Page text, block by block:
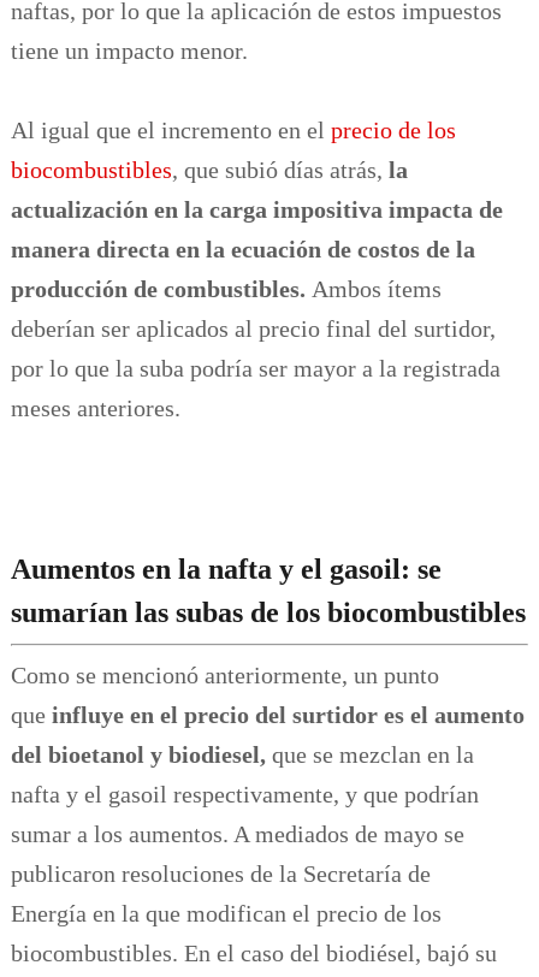
naftas, por lo que la aplicación de estos impuestos
tiene un impacto menor.
Al igual que el incremento en el precio de los
biocombustibles, que subió días atrás, la
actualización en la carga impositiva impacta de
manera directa en la ecuación de costos de la
producción de combustibles. Ambos ítems
deberían ser aplicados al precio final del surtidor,
por lo que la suba podría ser mayor a la registrada
meses anteriores.
Aumentos en la nafta y el gasoil: se
sumarían las subas de los biocombustibles
Como se mencionó anteriormente, un punto
que influye en el precio del surtidor es el aumento
del bioetanol y biodiesel,que se mezclan en la
nafta y el gasoil respectivamente, y que podrían
sumar a los aumentos. A mediados de mayo se
publicaron resoluciones de la Secretaría de
Energía en la que modifican el precio de los
biocombustibles. En el caso del biodiésel, bajó su